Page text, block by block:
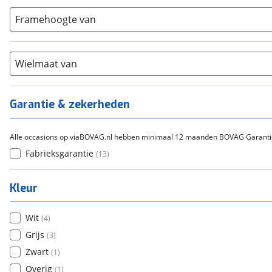
15-20 (0)
21+
Carbon
Chroom-molybdeen (0)
Scandium
Staal (0 )
Tica
Framehoogte van
Wielmaat van
Garantie & zekerheden
Alle occasions op viaBOVAG.nl hebben minimaal 12 maanden BOVAG
Fabrieksgarantie (13)
Kleur
Wit (4)
Grijs (3)
Zwart (1)
Overig (1)